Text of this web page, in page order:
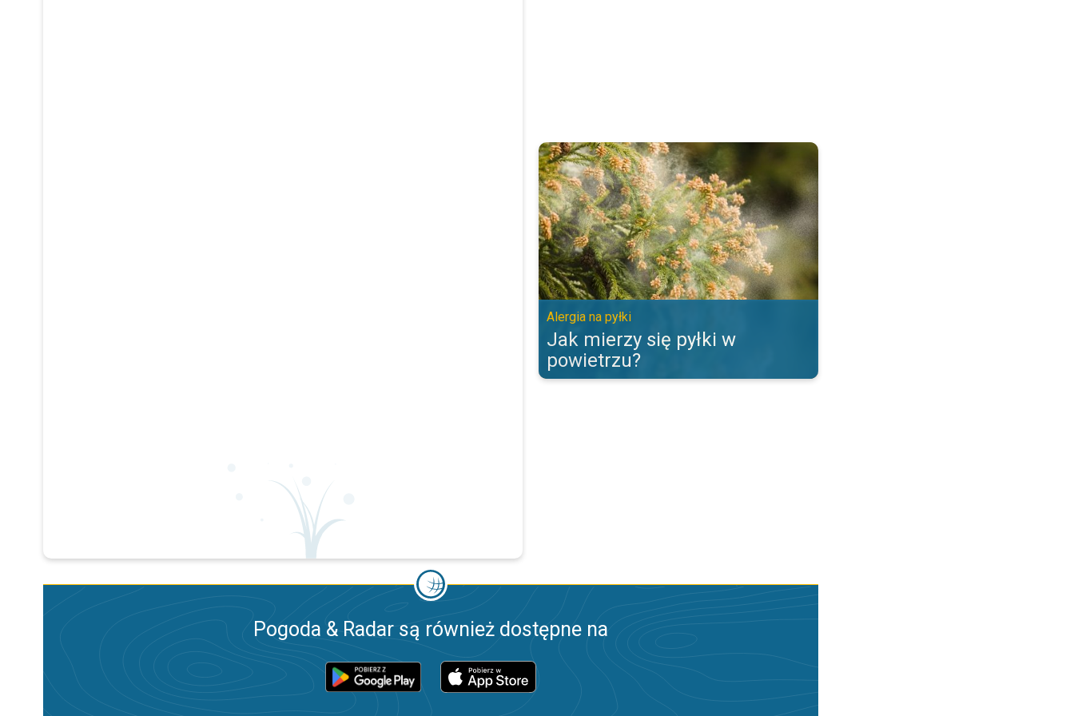
Jak mierzy się pyłki w powietrzu?. Alergia na pyłki. . .
Alergia na pyłki
Jak mierzy się pyłki w
powietrzu?
Pogoda & Radar są również dostępne na